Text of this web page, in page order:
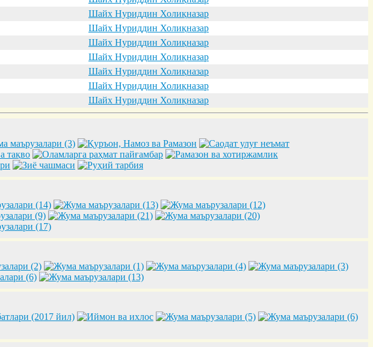
Шайх Нуриддин Холиқназар
Шайх Нуриддин Холиқназар
Шайх Нуриддин Холиқназар
Шайх Нуриддин Холиқназар
Шайх Нуриддин Холиқназар
Шайх Нуриддин Холиқназар
Шайх Нуриддин Холиқназар